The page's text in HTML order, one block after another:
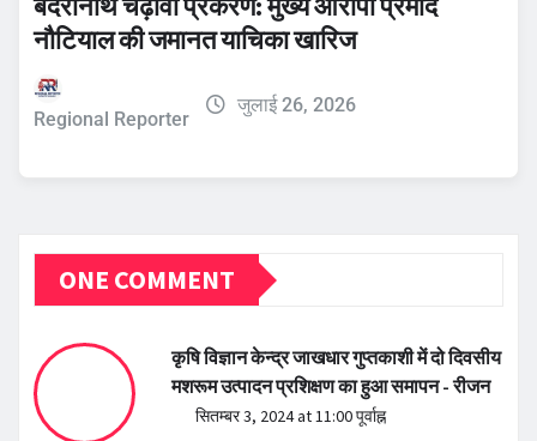
नौटियाल की जमानत याचिका खारिज
Regional Reporter
जुलाई 26, 2026
ONE COMMENT
कृषि विज्ञान केन्द्र जाखधार गुप्तकाशी में दो दिवसीय
मशरूम उत्पादन प्रशिक्षण का हुआ समापन - रीजन
सितम्बर 3, 2024 at 11:00 पूर्वाह्न